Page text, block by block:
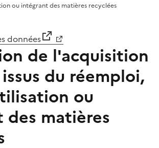
ou intégrant des matières recyclées
données
de l'acquisition
du réemploi,
ou
matières